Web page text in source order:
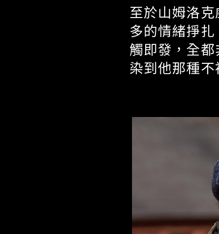
至於山姆洛
多的情緒掙
觸即發，全
染到他那種